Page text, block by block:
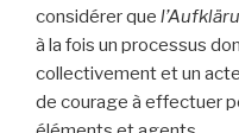
considérer que
à la fois un processus
collectivement et un acte
de courage à effectuer